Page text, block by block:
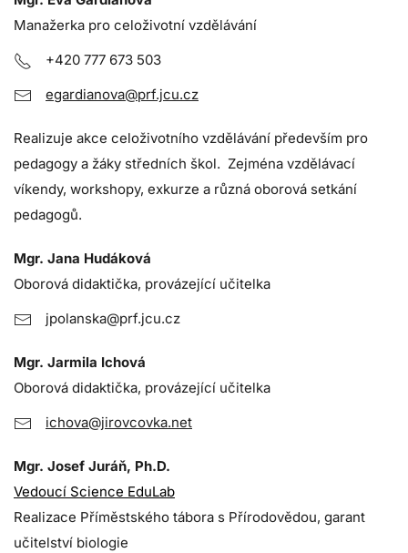
Manažerka pro celoživotní vzdělávání
+420 777 673 503
egardianova@prf.jcu.cz
Realizuje akce celoživotního vzdělávání především pro
pedagogy a žáky středních škol. Zejména vzdělávací
víkendy, workshopy, exkurze a různá oborová setkání
pedagogů.
Mgr. Jana Hudáková
Oborová didaktička, provázející učitelka
jpolanska@prf.jcu.cz
Mgr. Jarmila Ichová
Oborová didaktička, provázející učitelka
ichova@jirovcovka.net
Mgr. Josef Juráň, Ph.D.
Vedoucí Science EduLab
Realizace Příměstského tábora s Přírodovědou, garant
učitelství biologie